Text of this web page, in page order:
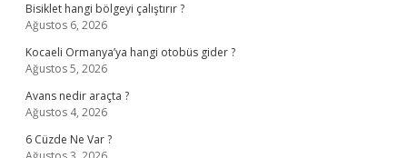
Bisiklet hangi bölgeyi çalıştırır ?
Ağustos 6, 2026
Kocaeli Ormanya’ya hangi otobüs gider ?
Ağustos 5, 2026
Avans nedir araçta ?
Ağustos 4, 2026
6 Cüzde Ne Var ?